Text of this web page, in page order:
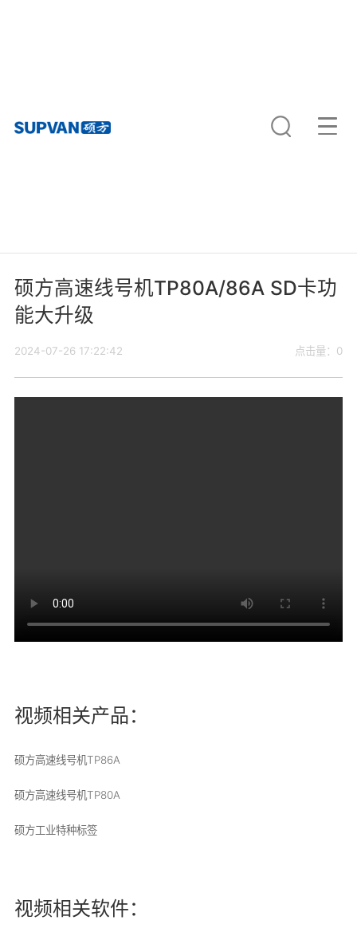
硕方高速线号机TP80A/86A SD卡功
能大升级
2024-07-26 17:22:42 点击量：0
视频相关产品：
硕方高速线号机TP86A
硕方高速线号机TP80A
硕方工业特种标签
视频相关软件：